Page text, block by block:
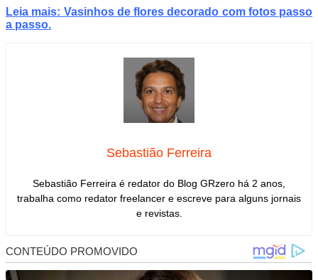
Leia mais: Vasinhos de flores decorado com fotos passo
a passo.
Sebastião Ferreira
Sebastião Ferreira é redator do Blog GRzero há 2 anos,
trabalha como redator freelancer e escreve para alguns jornais
e revistas.